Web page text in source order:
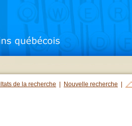
de la recherche Nouvelle recherche